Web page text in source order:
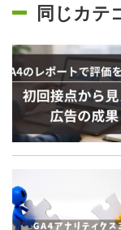
同じカテ